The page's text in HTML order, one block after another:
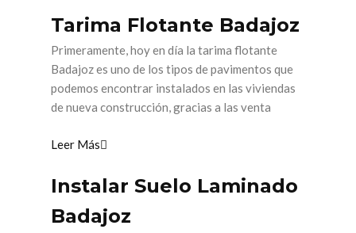
Tarima Flotante Badajoz
Primeramente, hoy en día la tarima flotante
Badajoz es uno de los tipos de pavimentos que
podemos encontrar instalados en las viviendas
de nueva construcción, gracias a las venta
Leer Más
Instalar Suelo Laminado
Badajoz